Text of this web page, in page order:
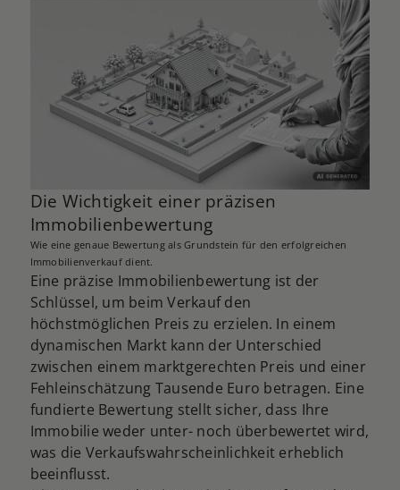
Die Wichtigkeit einer präzisen
Immobilienbewertung
Wie eine genaue Bewertung als Grundstein für den erfolgreichen
Immobilienverkauf dient.
Eine präzise Immobilienbewertung ist der
Schlüssel, um beim Verkauf den
höchstmöglichen Preis zu erzielen. In einem
dynamischen Markt kann der Unterschied
zwischen einem marktgerechten Preis und einer
Fehleinschätzung Tausende Euro betragen. Eine
fundierte Bewertung stellt sicher, dass Ihre
Immobilie weder unter- noch überbewertet wird,
was die Verkaufswahrscheinlichkeit erheblich
beeinflusst.